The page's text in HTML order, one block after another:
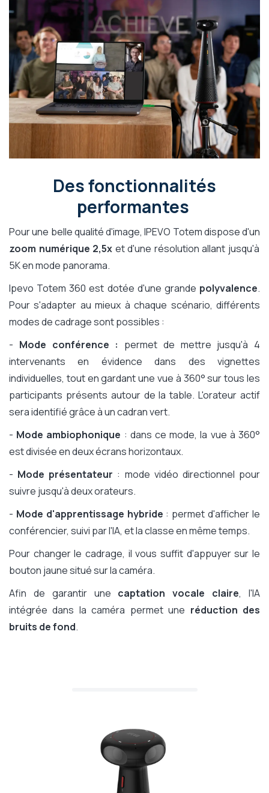
Des fonctionnalités
performantes
Pour une belle qualité d'image, IPEVO Totem dispose d'un
zoom numérique 2,5x et d'une résolution allant jusqu'à
5K en mode panorama.
Ipevo Totem 360 est dotée d'une grande polyvalence.
Pour s'adapter au mieux à chaque scénario, différents
modes de cadrage sont possibles :
- Mode conférence : permet de mettre jusqu'à 4
intervenants en évidence dans des vignettes
individuelles, tout en gardantune vue à 360° sur tous les
participants présents autour de la table. L'orateur actif
sera identifié grâce à un cadran vert.
- Mode ambiophonique : dans ce mode, la vue à 360°
est divisée en deux écrans horizontaux.
- Mode présentateur : mode vidéo directionnel pour
suivre jusqu'à deux orateurs.
- Mode d'apprentissage hybride : permet d'afficher le
conférencier, suivi par l'IA, et la classe en même temps.
Pour changer le cadrage, il vous suffit d'appuyer sur le
bouton jaune situé sur la caméra.
Afin de garantir une captation vocale claire, l'IA
intégrée dans la caméra permet une réduction des
bruits de fond.